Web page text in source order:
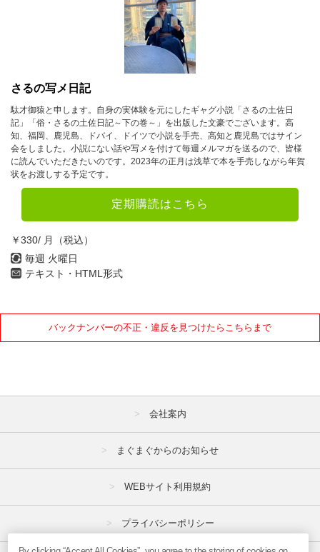
さるの写メ日記
駄才御猿と申します。自身の実体験を元にしたギャグ小説「さるの土佐日
記」「俗・さるの土佐日記～下の巻～」を出版した文豪でございます。高
知、福岡、鹿児島、ドバイ、ドイツで小説を手売、高知と鹿児島ではサイン
会をしました。小説にない話や写メを付けて毎週メルマガを送るので、皆様
に読んでいただきたいのです。2023年の正月は浅草で本を手売しながら年賀
状をお渡しする予定です。
定期購読はこちら
￥330/ 月（税込）
毎週 火曜日
テキスト・HTML形式
バックナンバーの不正・違反を見つけたらこちらまで
会社案内
まぐまぐからのお知らせ
WEBサイト利用規約
プライバシーポリシー